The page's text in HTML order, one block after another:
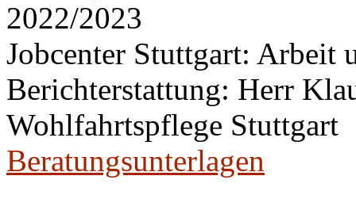
2022/2023
Jobcenter Stuttgart: Arbeit
Berichterstattung: Herr
Wohlfahrtspflege Stuttgart
Beratungsunterlagen